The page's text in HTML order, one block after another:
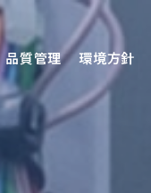
品質管理 環境方針